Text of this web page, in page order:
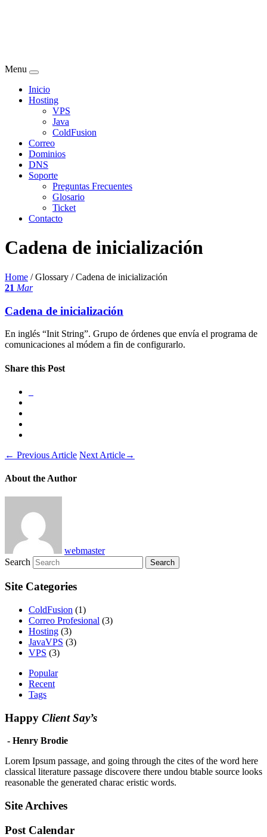
Menu
Inicio
Hosting
VPS
Java
ColdFusion
Correo
Dominios
DNS
Soporte
Preguntas Frecuentes
Glosario
Ticket
Contacto
Cadena de inicialización
Home / Glossary /Cadena de inicialización
21 Mar
Cadena de inicialización
En inglés “Init String”. Grupo de órdenes que envía el programa de
comunicaciones al módem a fin de configurarlo.
Share this Post
← Previous Article Next Article→
About the Author
webmaster
Search
Site Categories
ColdFusion (1)
Correo Profesional (3)
Hosting (3)
JavaVPS (3)
VPS (3)
Popular
Recent
Tags
Happy Client Say’s
- Henry Brodie
Lorem Ipsum passage, and going through the cites of the word here
classical literature passage discovere there undou btable source looks
reasonable the generated charac eristic words.
Site Archives
Post Calendar